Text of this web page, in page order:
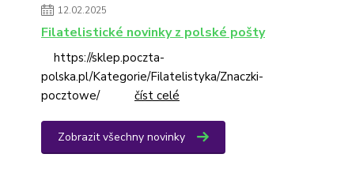
12.02.2025
Filatelistické novinky z polské pošty
https://sklep.poczta-
polska.pl/Kategorie/Filatelistyka/Znaczki-
pocztowe/ číst celé
Zobrazit všechny novinky